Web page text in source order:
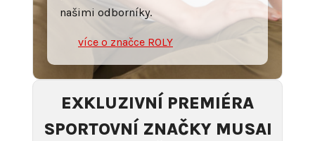
našimi odborníky.
více o značce ROLY
EXKLUZIVNÍ PREMIÉRA
SPORTOVNÍ ZNAČKY MUSAI